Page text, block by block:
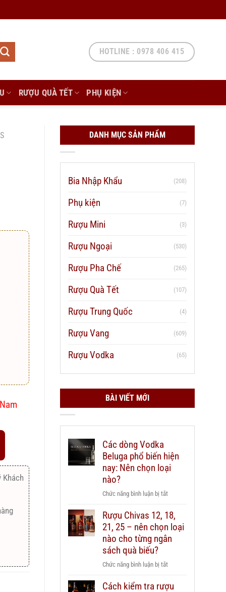
HOTLINE : 0978 406 415
RƯỢU QUÀ TẾT PHỤ KIỆN
Khách
DANH MỤC SẢN PHẨM
Bia Nhập Khẩu (208)
Phụ kiện (7)
Rượu Mini (3)
Rượu Ngoại (530)
Rượu Pha Chế (265)
Rượu Quà Tết (107)
Rượu Trung Quốc (4)
Rượu Vang (609)
Rượu Vodka (65)
BÀI VIẾT MỚI
Các dòng Vodka
Beluga phổ biến hiện
nay: Nên chọn loại
nào?
Chức năng bình luận bị tắtở
dòng
Vodka
Beluga
hiện
Nên
Rượu Chivas 12, 18,
21, 25 – nên chọn loại
nào cho từng ngân
sách quà biếu?
Chức năng bình luận bị tắtở
Chivas
Cách kiểm tra rượu